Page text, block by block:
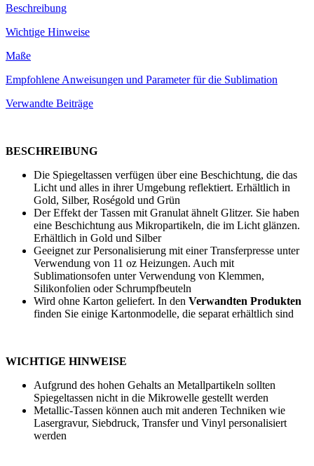
Beschreibung
Wichtige Hinweise
Maße
Empfohlene Anweisungen und Parameter für die Sublimation
Verwandte Beiträge
BESCHREIBUNG
Die Spiegeltassen verfügen über eine Beschichtung, die das
Licht und alles in ihrer Umgebung reflektiert. Erhältlich in
Gold, Silber, Roségold und Grün
Der Effekt der Tassen mit Granulat ähnelt Glitzer. Sie haben
eine Beschichtung aus Mikropartikeln, die im Licht glänzen.
Erhältlich in Gold und Silber
Geeignet zur Personalisierung mit einer Transferpresse unter
Verwendung von 11 oz Heizungen. Auch mit
Sublimationsofen unter Verwendung von Klemmen,
Silikonfolien oder Schrumpfbeuteln
Wird ohne Karton geliefert. In den Verwandten Produkten
finden Sie einige Kartonmodelle, die separat erhältlich sind
WICHTIGE HINWEISE
Aufgrund des hohen Gehalts an Metallpartikeln sollten
Spiegeltassen nicht in die Mikrowelle gestellt werden
Metallic-Tassen können auch mit anderen Techniken wie
Lasergravur, Siebdruck, Transferund Vinyl personalisiert
werden